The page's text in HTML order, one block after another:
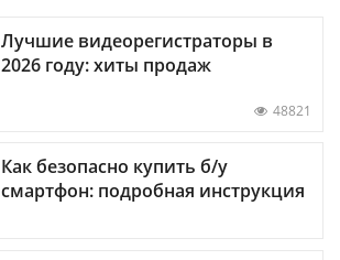
Лучшие видеорегистраторы в
2026 году: хиты продаж
48821
Как безопасно купить б/у
смартфон: подробная инструкция